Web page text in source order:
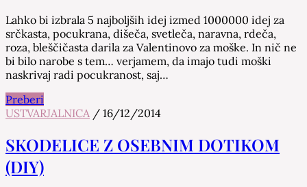
Lahko bi izbrala 5 najboljših idej izmed 1000000 idej za
srčkasta, pocukrana, dišeča, svetleča, naravna, rdeča,
roza, bleščičasta darila za Valentinovo za moške. In nič ne
bi bilo narobe s tem… verjamem, da imajo tudi moški
naskrivaj radi pocukranost, saj…
Preberi
USTVARJALNICA / 16/12/2014
SKODELICE Z OSEBNIM DOTIKOM
(DIY)